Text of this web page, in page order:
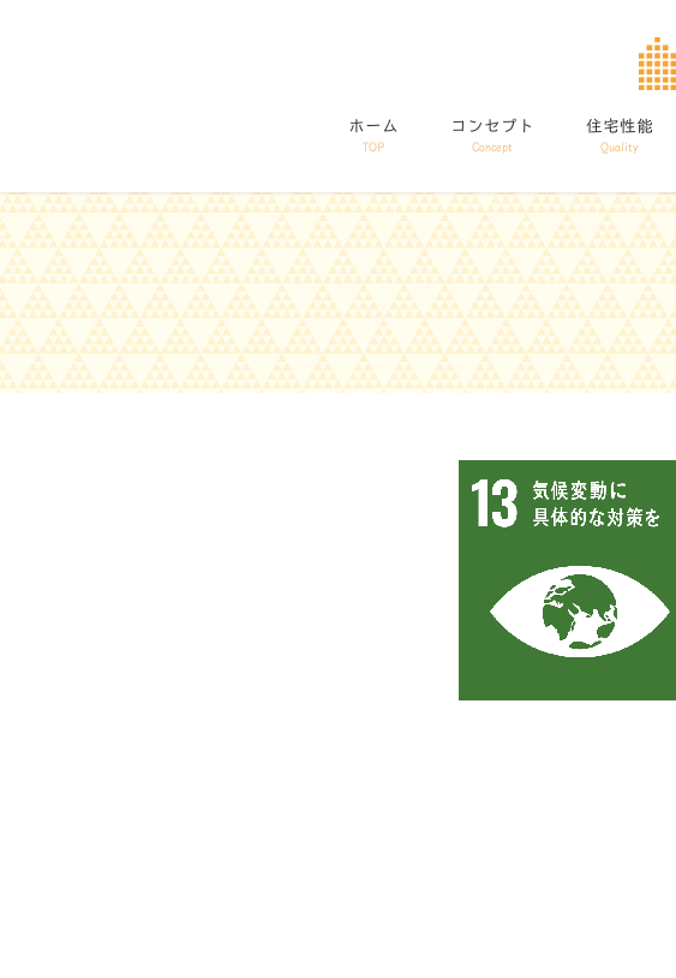
動
に
移
動
ホーム
TOP
コンセプト
Concept
住宅性能
Quality